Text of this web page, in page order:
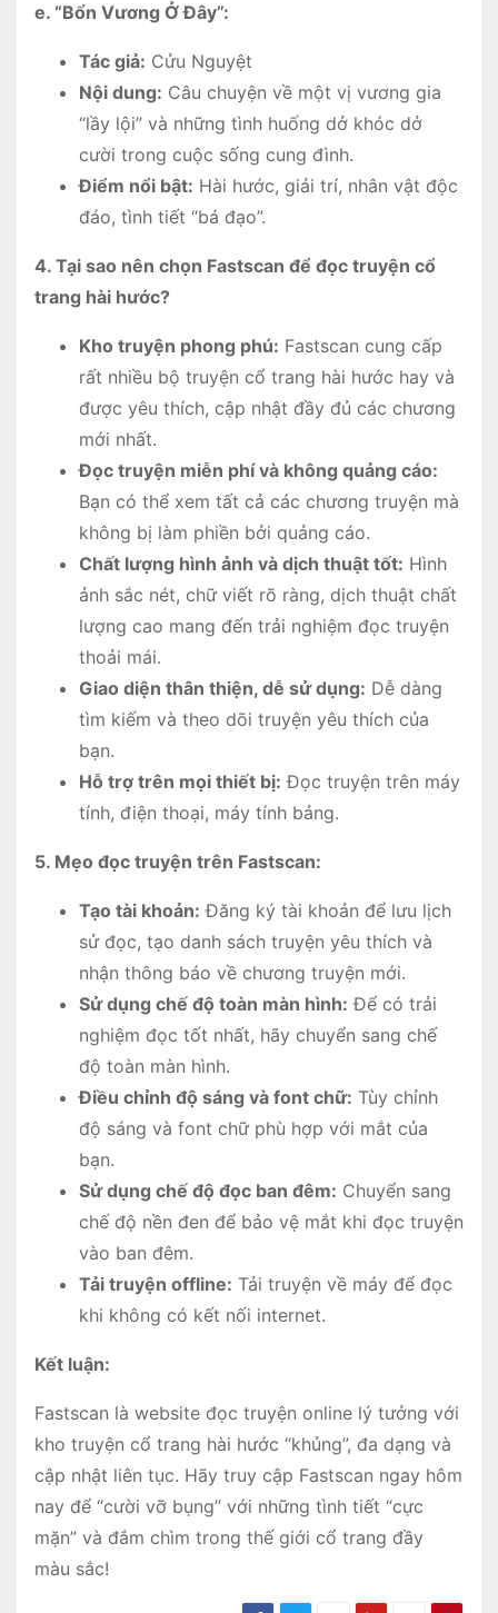
e. “Bổn Vương Ở Đây”:
Tác giả: Cửu Nguyệt
Nội dung: Câu chuyện về một vị vương gia
“lầy lội” và những tình huống dở khóc dở
cười trong cuộc sống cung đình.
Điểm nổi bật: Hài hước, giải trí, nhân vật độc
đáo, tình tiết “bá đạo”.
4. Tại sao nên chọn Fastscan để đọc truyện cổ
trang hài hước?
Kho truyện phong phú: Fastscan cung cấp
rất nhiều bộ truyện cổ trang hài hước hay và
được yêu thích, cập nhật đầy đủ các chương
mới nhất.
Đọc truyện miễn phí và không quảng cáo:
Bạn có thể xem tất cả các chương truyện mà
không bị làm phiền bởi quảng cáo.
Chất lượng hình ảnh và dịch thuật tốt: Hình
ảnh sắc nét, chữ viết rõ ràng, dịch thuật chất
lượng cao mang đến trải nghiệm đọc truyện
thoải mái.
Giao diện thân thiện, dễ sử dụng: Dễ dàng
tìm kiếm và theo dõi truyện yêu thích của
bạn.
Hỗ trợ trên mọi thiết bị: Đọc truyện trên máy
tính, điện thoại, máy tính bảng.
5. Mẹo đọc truyện trên Fastscan:
Tạo tài khoản: Đăng ký tài khoản để lưu lịch
sử đọc, tạo danh sách truyện yêu thích và
nhận thông báo về chương truyện mới.
Sử dụng chế độ toàn màn hình: Để có trải
nghiệm đọc tốt nhất, hãy chuyển sang chế
độ toàn màn hình.
Điều chỉnh độ sáng và font chữ: Tùy chỉnh
độ sáng và font chữ phù hợp với mắt của
bạn.
Sử dụng chế độ đọc ban đêm: Chuyển sang
chế độ nền đen để bảo vệ mắt khi đọc truyện
vào ban đêm.
Tải truyện offline: Tải truyện về máy để đọc
khi không có kết nối internet.
Kết luận:
Fastscan là website đọc truyện online lý tưởng với
kho truyện cổ trang hài hước “khủng”, đa dạng và
cập nhật liên tục. Hãy truy cập Fastscan ngay hôm
nay để “cười vỡ bụng” với những tình tiết “cực
mặn” và đắm chìm trong thế giới cổ trang đầy
màu sắc!